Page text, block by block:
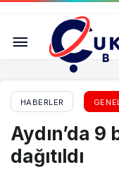
HABERLER
Aydın’da 9
dağıtıldı
Kelebek etkisini